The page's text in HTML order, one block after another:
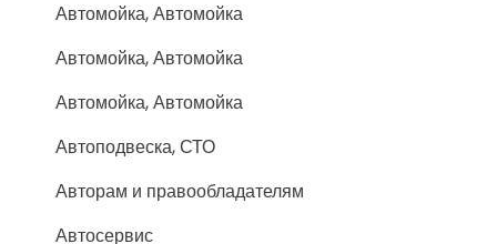
Автомойка, Автомойка
Автомойка, Автомойка
Автомойка, Автомойка
Автоподвеска, СТО
Авторам и правообладателям
Автосервис